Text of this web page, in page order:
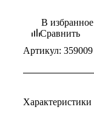
В избранное
Сравнить
Артикул: 359009
Характеристики